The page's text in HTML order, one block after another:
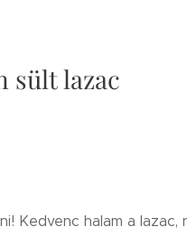
sült lazac
Kedvenc halam a